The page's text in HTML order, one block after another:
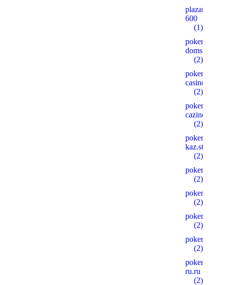
600
(1)
poker-
doms.store
(2)
pokerdom-
(2)
pokerdom-
cazino.ink
(2)
pokerdom-
kaz.store
(2)
(2)
(2)
(2)
(2)
pokerplay-
ru.ru
(2)